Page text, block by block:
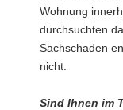
Wohnung
durchsuchten
Sachschaden
nicht.
Sind Ihnen im